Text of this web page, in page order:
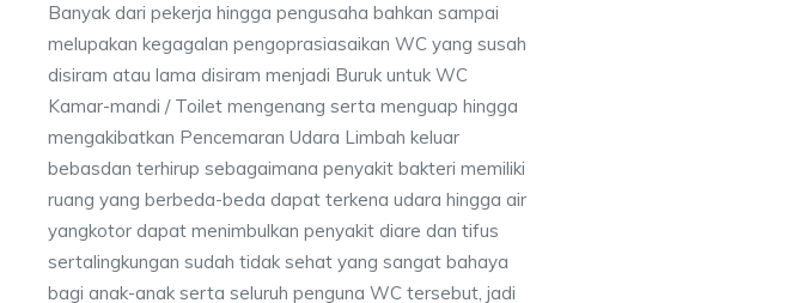
Banyak dari pekerja hingga pengusaha bahkan sampai
melupakan kegagalan pengoprasiasaikan WC yang susah
disiram atau lama disiram menjadi Buruk untuk WC
Kamar-mandi / Toilet mengenang serta menguap hingga
mengakibatkan Pencemaran Udara Limbah keluar
bebasdan terhirup sebagaimana penyakit bakteri memiliki
ruang yang berbeda-beda dapat terkena udara hingga air
yangkotor dapat menimbulkan penyakit diare dan tifus
sertalingkungan sudah tidak sehat yang sangat bahaya
bagi anak-anak serta seluruh penguna WC tersebut, jadi